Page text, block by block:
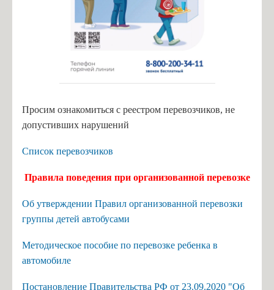
Просим ознакомиться с реестром перевозчиков, не
допустивших нарушений
Список перевозчиков
Правила поведения при организованной перевозке
Об утверждении Правил организованной перевозки
группы детей автобусами
Методическое пособие по перевозке ребенка в
автомобиле
Постановление Правительства РФ от 23.09.2020 "Об